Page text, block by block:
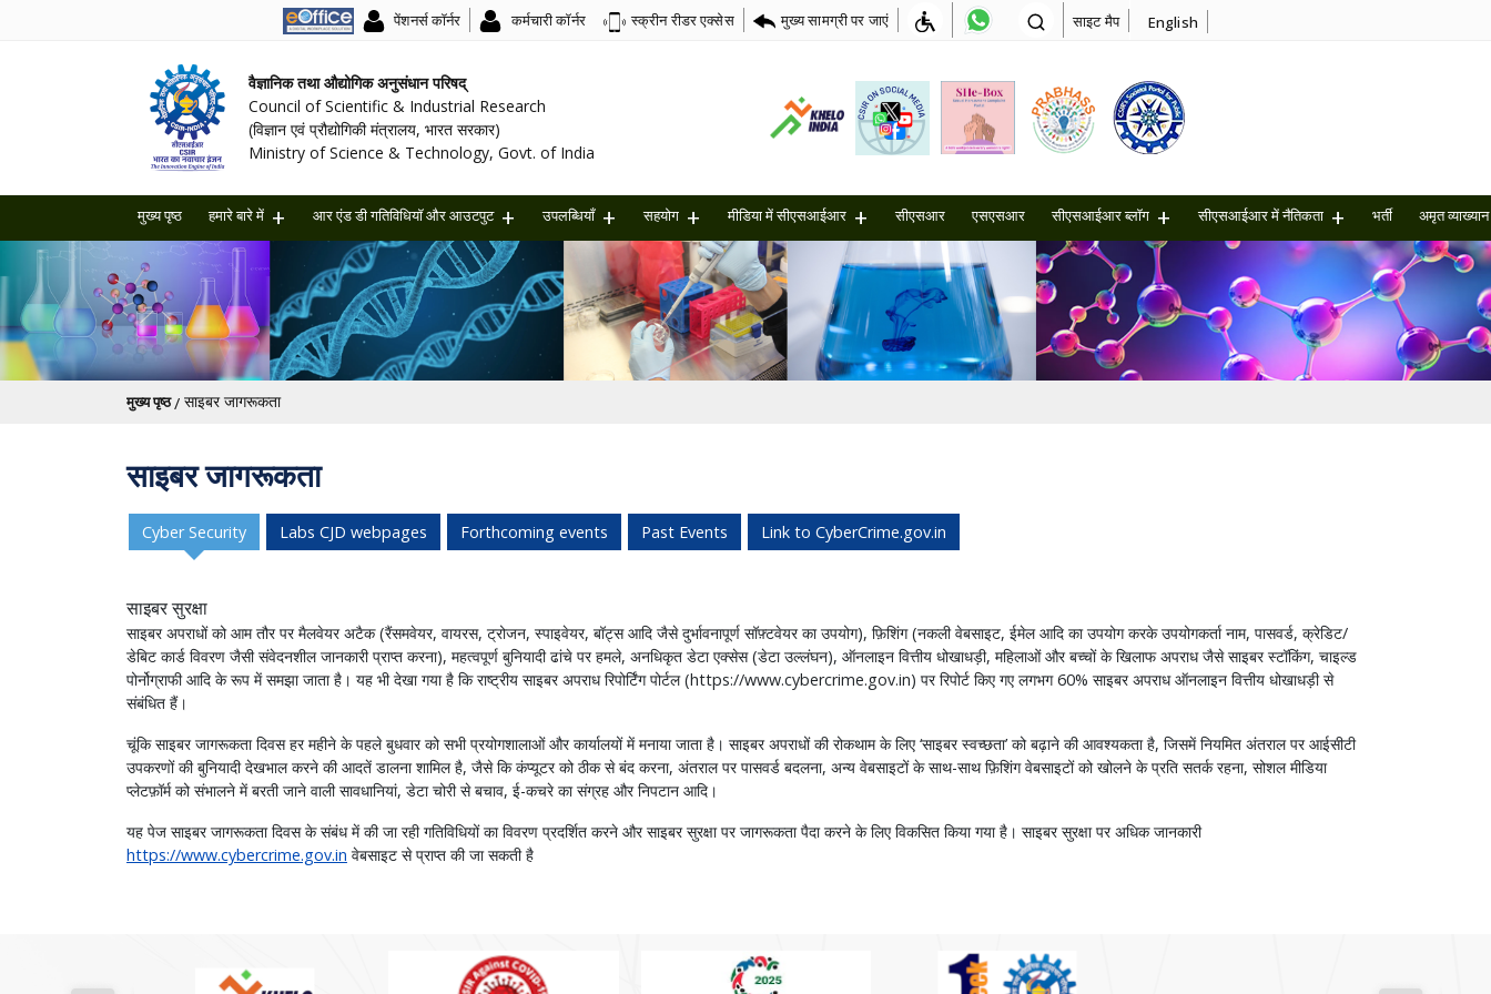
पेंशनर्स कॉर्नर कर्मचारी कॉर्नर स्क्रीन रीडर एक्सेस मुख्य सामग्री पर जाएं साइट मैप English
वैज्ञानिक तथा औद्योगिक अनुसंधान परिषद्
Council of Scientific & Industrial Research
(विज्ञान एवं प्रौद्योगिकी मंत्रालय, भारत सरकार)
Ministry of Science & Technology, Govt. of India
मुख्य पृष्ठ हमारे बारे में आर एंड डी गतिविधियॉ और आउटपुट उपलब्धियाँ सहयोग मीडिया में सीएसआईआर सीएसआर एसएसआर सीएसआईआर ब्लॉग सीएसआईआर में नैतिकता भर्ती अमृत ​​व्याख्यान
पग चिन्ह
मुख्य पृष्ठ साइबर जागरूकता
साइबर जागरूकता
Cyber Security Labs CJD webpages Forthcoming events Past Events Link to CyberCrime.gov.in
साइबर सुरक्षा
साइबर अपराधों को आम तौर पर मैलवेयर अटैक (रैंसमवेयर, वायरस, ट्रोजन, स्पाइवेयर, बॉट्स आदि जैसे दुर्भावनापूर्ण सॉफ़्टवेयर का उपयोग), फ़िशिंग (नकली वेबसाइट, ईमेल आदि का उपयोग करके उपयोगकर्ता नाम, पासवर्ड, क्रेडिट/
डेबिट कार्ड विवरण जैसी संवेदनशील जानकारी प्राप्त करना), महत्वपूर्ण बुनियादी ढांचे पर हमले, अनधिकृत डेटा एक्सेस (डेटा उल्लंघन), ऑनलाइन वित्तीय धोखाधड़ी, महिलाओं और बच्चों के खिलाफ अपराध जैसे साइबर स्टॉकिंग, चाइल्ड
पोर्नोग्राफी आदि के रूप में समझा जाता है। यह भी देखा गया है कि राष्ट्रीय साइबर अपराध रिपोर्टिंग पोर्टल (https://www.cybercrime.gov.in) पर रिपोर्ट किए गए लगभग 60% साइबर अपराध ऑनलाइन वित्तीय धोखाधड़ी से
संबंधित हैं।
चूंकि साइबर जागरूकता दिवस हर महीने के पहले बुधवार को सभी प्रयोगशालाओं और कार्यालयों में मनाया जाता है। साइबर अपराधों की रोकथाम के लिए ‘साइबर स्वच्छता’ को बढ़ाने की आवश्यकता है, जिसमें नियमित अंतराल पर आईसीटी
उपकरणों की बुनियादी देखभाल करने की आदतें डालना शामिल है, जैसे कि कंप्यूटर को ठीक से बंद करना, अंतराल पर पासवर्ड बदलना, अन्य वेबसाइटों के साथ-साथ फ़िशिंग वेबसाइटों को खोलने के प्रति सतर्क रहना, सोशल मीडिया
प्लेटफ़ॉर्म को संभालने में बरती जाने वाली सावधानियां, डेटा चोरी से बचाव, ई-कचरे का संग्रह और निपटान आदि।
यह पेज साइबर जागरूकता दिवस के संबंध में की जा रही गतिविधियों का विवरण प्रदर्शित करने और साइबर सुरक्षा पर जागरूकता पैदा करने के लिए विकसित किया गया है। साइबर सुरक्षा पर अधिक जानकारी
https://www.cybercrime.gov.in वेबसाइट से प्राप्त की जा सकती है